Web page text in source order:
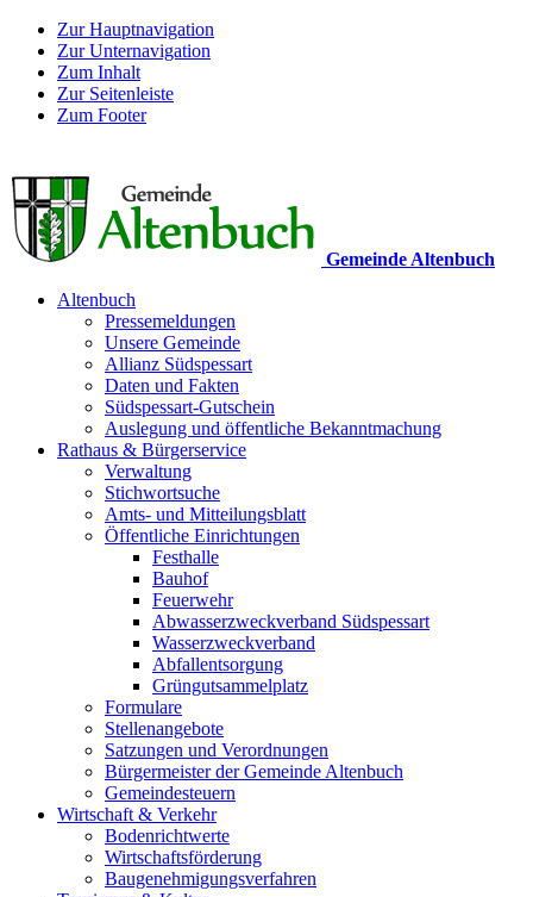
Zur Hauptnavigation
Zur Unternavigation
Zum Inhalt
Zur Seitenleiste
Zum Footer
Gemeinde Altenbuch
Altenbuch
Pressemeldungen
Unsere Gemeinde
Allianz Südspessart
Daten und Fakten
Südspessart-Gutschein
Auslegung und öffentliche Bekanntmachung
Rathaus & Bürgerservice
Verwaltung
Stichwortsuche
Amts- und Mitteilungsblatt
Öffentliche Einrichtungen
Festhalle
Bauhof
Feuerwehr
Abwasserzweckverband Südspessart
Wasserzweckverband
Abfallentsorgung
Grüngutsammelplatz
Formulare
Stellenangebote
Satzungen und Verordnungen
Bürgermeister der Gemeinde Altenbuch
Gemeindesteuern
Wirtschaft & Verkehr
Bodenrichtwerte
Wirtschaftsförderung
Baugenehmigungsverfahren